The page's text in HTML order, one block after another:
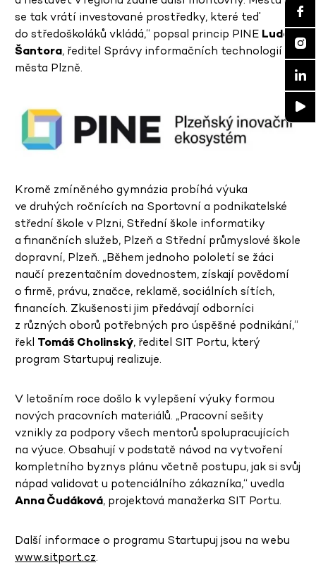
se tak vrátí investované prostředky, které teď
do středoškoláků vkládá,“ popsal princip PINE Luděk
Šantora, ředitel Správy informačních technologií
města Plzně.
Kromě zmíněného gymnázia probíhá výuka
ve druhých ročnících na Sportovní a podnikatelské
střední škole v Plzni, Střední škole informatiky
a finančních služeb, Plzeň a Střední průmyslové škole
dopravní, Plzeň. „Během jednoho pololetí se žáci
naučí prezentačním dovednostem, získají povědomí
o firmě, právu, značce, reklamě, sociálních sítích,
financích. Zkušenosti jim předávají odborníci
z různých oborů potřebných pro úspěšné podnikání,“
řekl Tomáš Cholinský, ředitel SIT Portu, který
program Startupuj realizuje.
V letošním roce došlo k vylepšení výuky formou
nových pracovních materiálů. „Pracovní sešity
vznikly za podpory všech mentorů spolupracujících
na výuce. Obsahují v podstatě návod na vytvoření
kompletního byznys plánu včetně postupu, jak si svůj
nápad validovat u potenciálního zákazníka,“ uvedla
Anna Čudáková, projektová manažerka SIT Portu.
Další informace o programu Startupuj jsou na webu
www.sitport.cz.